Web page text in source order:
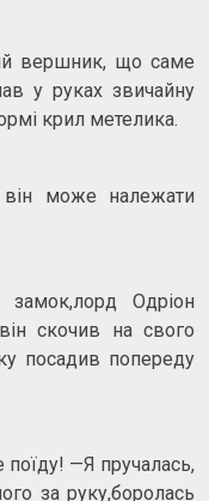
вершник, що саме
у руках звичайну
крил метелика.
може належати
Одріон
скочив на свого
посадив попереду
поїду! —Я пручалась,
за руку,боролась